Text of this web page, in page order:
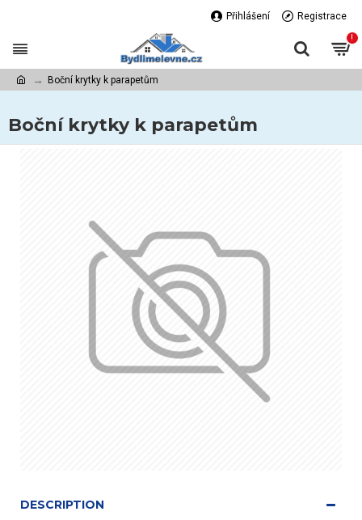
Přihlášení Registrace
!
Boční krytky k parapetům
Boční krytky k parapetům
DESCRIPTION